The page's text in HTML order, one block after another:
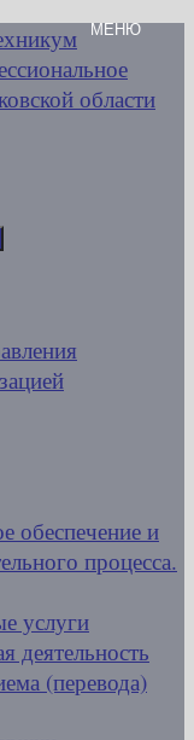
обеспечение и
процесса.
услуги
деятельность
(перевода)